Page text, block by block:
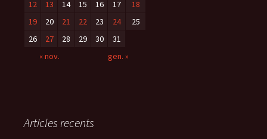
« nov. gen. »
12
13 14 15 16 17
18
19
20 21 22 23 24
25
26
27 28 29 30 31
Articles recents